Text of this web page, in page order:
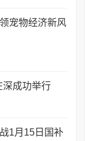
宠物经济新风
深成功举行
1月15日国补